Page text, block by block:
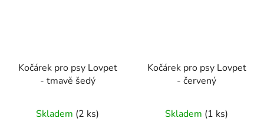
Kočárek pro psy Lovpet
- tmavě šedý
Skladem (2 ks)
Kočárek pro psy Lovpet
- červený
hodnocení
Skladem (1 ks)